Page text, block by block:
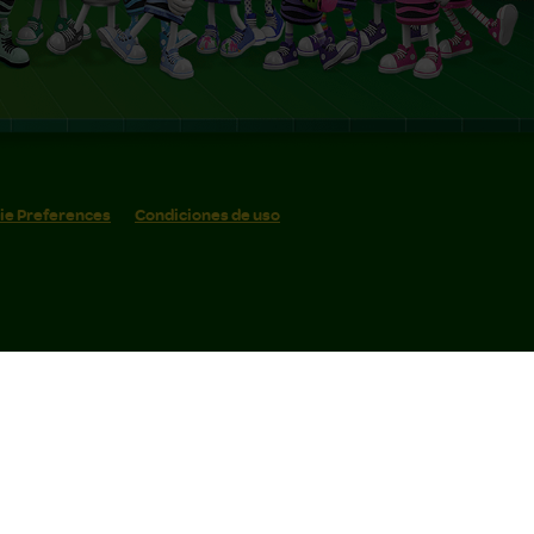
Preferences Condiciones de uso